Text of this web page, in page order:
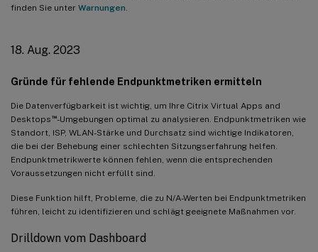
finden Sie unter Warnungen
18. Aug. 2023
Gründe für fehlende Endpunktmetriken ermitteln
Die Datenverfügbarkeit ist wichtig, um Ihre Citrix Virtual Apps and
Desktops ™-Umgebungen optimal zu analysieren. Endpunktmetriken wie
Standort, ISP, WLAN-Stärke und Durchsatz sind wichtige Indikatoren,
die bei der Behebung einer schlechten Sitzungserfahrung helfen.
Endpunktmetrikwerte können fehlen, wenn die entsprechenden
Voraussetzungen nicht erfüllt sind.
Diese Funktion hilft, Probleme, die zu N/A-Werten bei Endpunktmetriken
führen, leicht zu identifizieren und schlägt geeignete Maßnahmen vor.
Drilldown vom Dashboard